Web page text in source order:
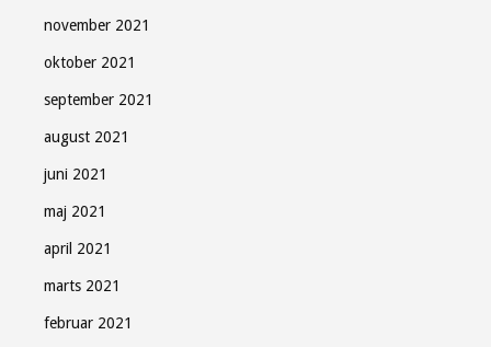
november 2021
oktober 2021
september 2021
august 2021
juni 2021
maj 2021
april 2021
marts 2021
februar 2021